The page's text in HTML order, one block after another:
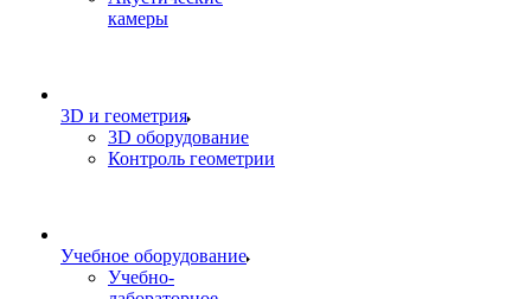
камеры
3D и геометрия
3D оборудование
Контроль геометрии
Учебное оборудование
Учебно-